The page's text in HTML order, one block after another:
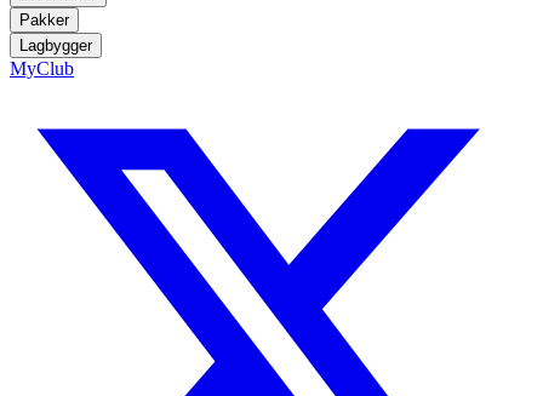
Pakker
Lagbygger
MyClub